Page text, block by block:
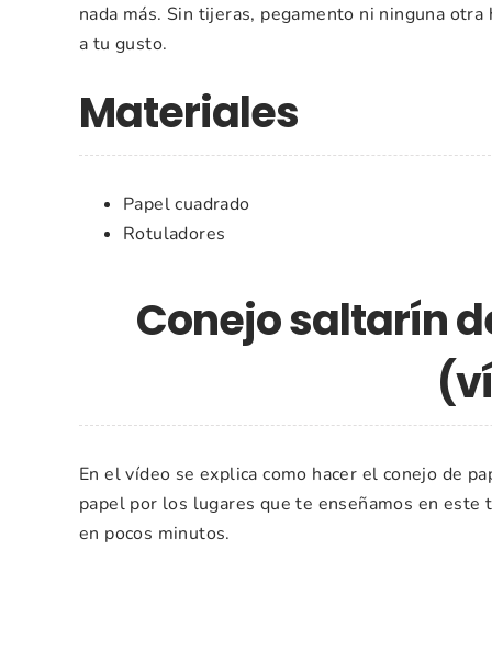
nada más. Sin tijeras, pegamento ni ninguna
a tu gusto.
Materiales
Papel cuadrado
Rotuladores
Conejo saltarín
En el vídeo se explica como hacer el conejo de
papel por los lugares que te enseñamos en
en pocos minutos.